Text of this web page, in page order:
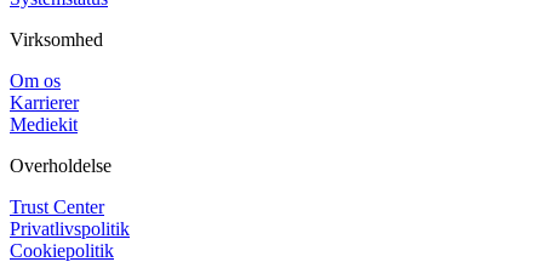
Virksomhed
Om os
Karrierer
Mediekit
Overholdelse
Trust Center
Privatlivspolitik
Cookiepolitik